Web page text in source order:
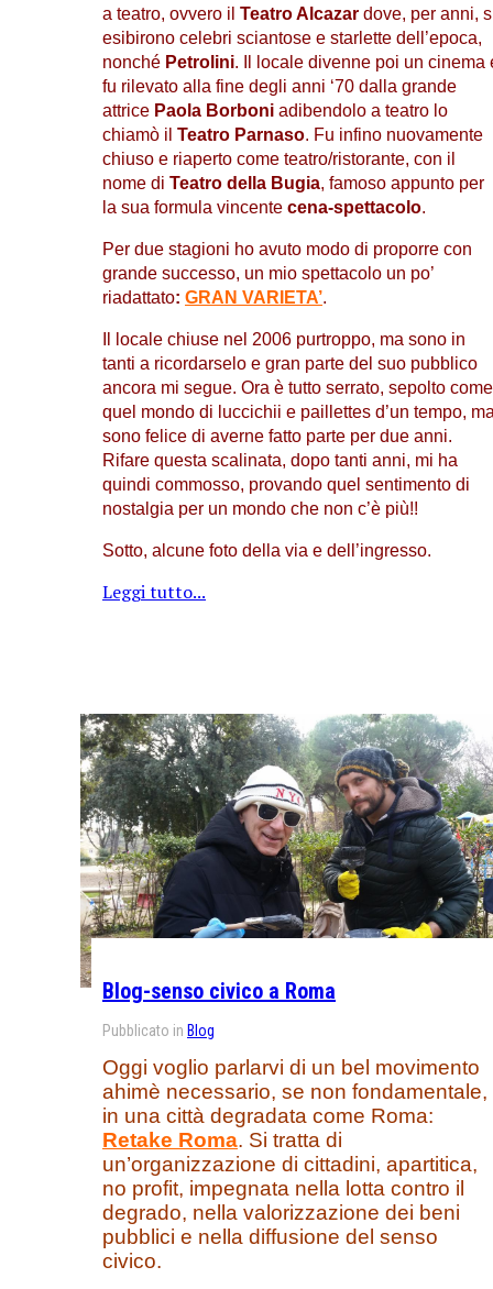
a teatro, ovvero il Teatro Alcazar dove, per anni,
esibirono celebri sciantose e starlette dell’epoca,
nonché Petrolini. Il locale divenne poi un cinema
fu rilevato alla fine degli anni ‘70 dalla grande
attrice Paola Borboni adibendolo a teatro lo
chiamò il Teatro Parnaso. Fu infino nuovamente
chiuso e riaperto come teatro/ristorante, con il
nome di Teatro della Bugia, famoso appunto per
la sua formula vincente cena-spettacolo.
Per due stagioni ho avuto modo di proporre con
grande successo, un mio spettacolo un po’
riadattato: GRAN VARIETA’.
Il locale chiuse nel 2006 purtroppo, ma sono in
tanti a ricordarselo e gran parte del suo pubblico
ancora mi segue. Ora è tutto serrato, sepolto come
quel mondo di luccichii e paillettes d’un tempo,
sono felice di averne fatto parte per due anni.
Rifare questa scalinata, dopo tanti anni, mi ha
quindi commosso, provando quel sentimento di
nostalgia per un mondo che non c’è più!!
Sotto, alcune foto della via e dell’ingresso.
Leggi tutto...
Blog-senso civico a Roma
Pubblicato in Blog
Oggi voglio parlarvi di un bel movimento
ahimè necessario, se non fondamentale,
in una città degradata come Roma:
Retake Roma. Si tratta di
un’organizzazione di cittadini, apartitica,
no profit, impegnata nella lotta contro il
degrado, nella valorizzazione dei beni
pubblici e nella diffusione del senso
civico.